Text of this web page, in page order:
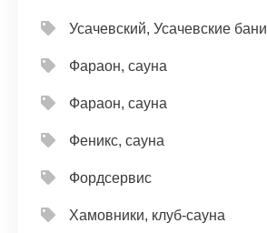
Усачевский, Усачевские бани
Фараон, сауна
Фараон, сауна
Феникс, сауна
Фордсервис
Хамовники, клуб-сауна